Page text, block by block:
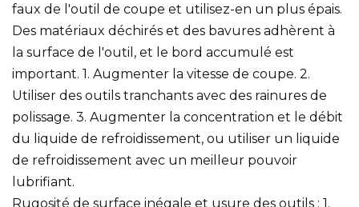
faux de l'outil de coupe et utilisez-en un plus épais.
Des matériaux déchirés et des bavures adhèrent à
la surface de l'outil, et le bord accumulé est
important. 1. Augmenter la vitesse de coupe. 2.
Utiliser des outils tranchants avec des rainures de
polissage. 3. Augmenter la concentration et le débit
du liquide de refroidissement, ou utiliser un liquide
de refroidissement avec un meilleur pouvoir
lubrifiant.
Rugosité de surface inégale et usure des outils : 1.